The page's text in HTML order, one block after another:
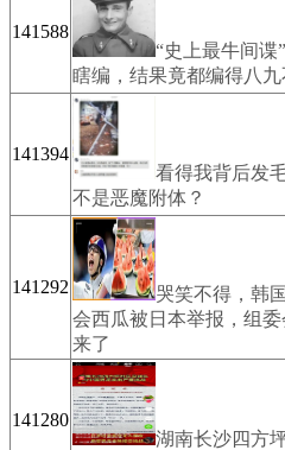
141588
“史上最牛间谍
瞎编，结果竟都编得八
141394
看得我背后发
不是恶魔附体？
141292
哭笑不得，韩
会西瓜被日本举报，组
来了
141280
湖南长沙四方